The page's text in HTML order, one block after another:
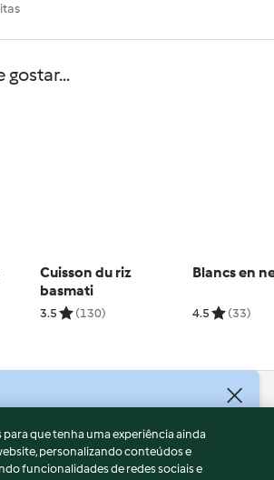
gostar...
Cuisson du riz
basmati
3.5 (130)
Blancs en
4.5 (33)
de Dados
que tenha uma experiência ainda
personalizando conteúdos e
funcionalidades de redes sociais e